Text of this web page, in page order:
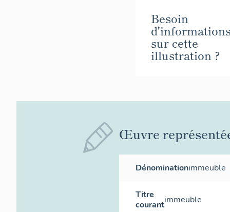
Besoin
sur cette
illustration ?
Œuvre
Dénominationimmeuble
Titre
courantimmeuble